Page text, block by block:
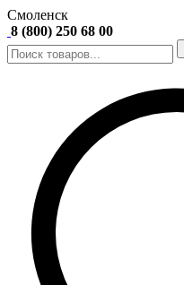
Смоленск
8 (800) 250 68 00